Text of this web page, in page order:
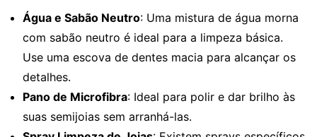
Água e Sabão Neutro: Uma mistura de água morna
com sabão neutro é ideal para a limpeza básica.
Use uma escova de dentes macia para alcançar os
detalhes.
Pano de Microfibra: Ideal para polir e dar brilho às
suas semijoias sem arranhá-las.